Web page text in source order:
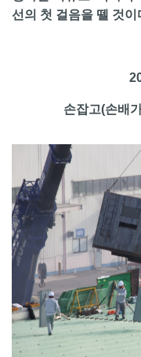
선의 첫 걸음을 뗄 것이
손잡고(손배